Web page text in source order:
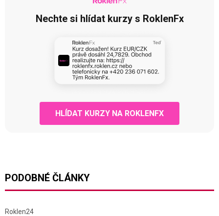
Nechte si hlídat kurzy s RoklenFx
HLÍDAT KURZY NA ROKLENFX
PODOBNÉ ČLÁNKY
Roklen24